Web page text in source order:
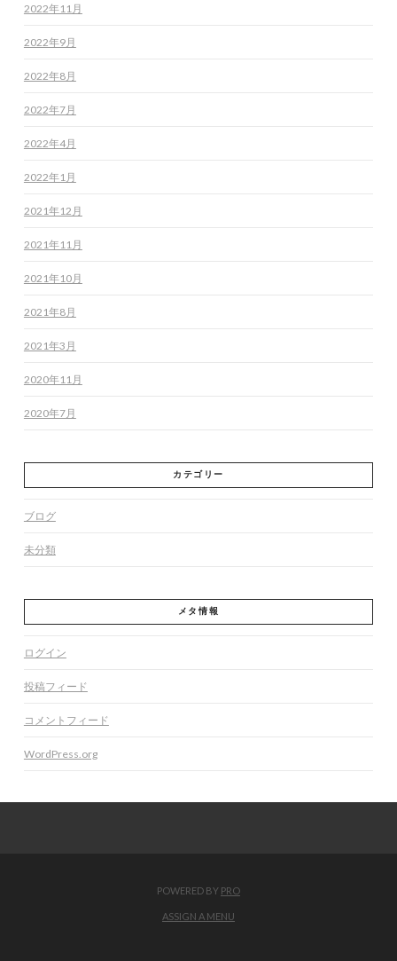
2022年11月
2022年9月
2022年8月
2022年7月
2022年4月
2022年1月
2021年12月
2021年11月
2021年10月
2021年8月
2021年3月
2020年11月
2020年7月
カテゴリー
ブログ
未分類
メタ情報
ログイン
投稿フィード
コメントフィード
WordPress.org
POWERED BY PRO
ASSIGN A MENU